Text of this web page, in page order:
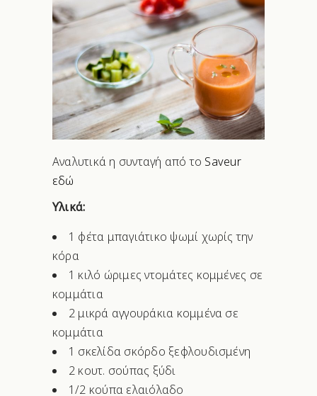
Αναλυτικά η συνταγή από το Saveur
εδώ
Υλικά:
1 φέτα μπαγιάτικο ψωμί χωρίς την
κόρα
1 κιλό ώριμες ντομάτες κομμένες σε
κομμάτια
2 μικρά αγγουράκια κομμένα σε
κομμάτια
1 σκελίδα σκόρδο ξεφλουδισμένη
2 κουτ. σούπας ξύδι
1/2 κούπα ελαιόλαδο